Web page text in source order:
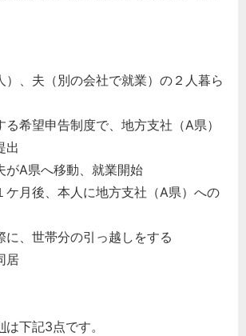
）、夫（別の会社で就業）の２人暮ら
る希望申告制度で、地方支社（A県）
出
がA県へ移動、就業開始
ケ月後、本人に地方支社（A県）への
に、世帯分の引っ越しをする
居
は下記3点です。